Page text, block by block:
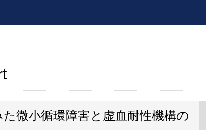
微小循環障害と虚血耐性機構の